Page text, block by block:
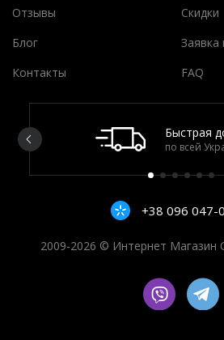
Отзывы
Скидки
Блог
Заявка
Контакты
FAQ
Быстрая
по всей
+38 096 047-
2009-2026 © Интернет Магазин